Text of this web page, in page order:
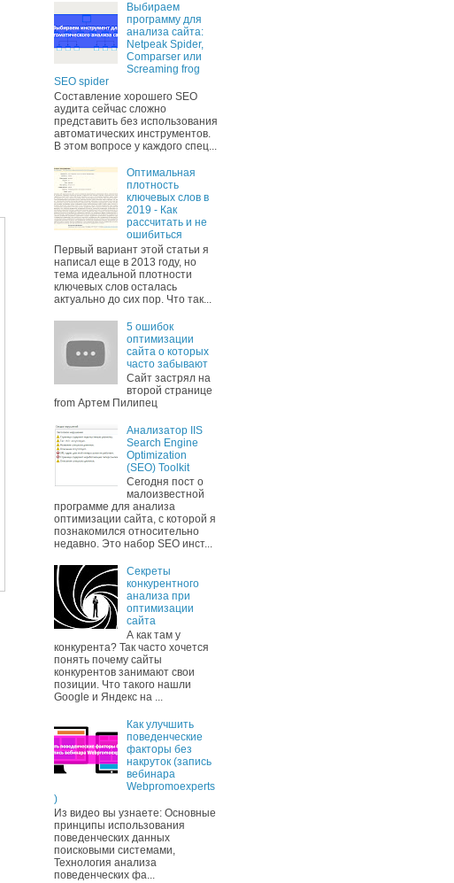
Выбираем
программу для
анализа сайта:
Netpeak Spider,
Comparser или
Screaming frog
SEO spider
Составление хорошего SEO
аудита сейчас сложно
представить без использования
автоматических инструментов.
В этом вопросе у каждого спец...
Оптимальная
плотность
ключевых слов в
2019 - Как
рассчитать и не
ошибиться
Первый вариант этой статьи я
написал еще в 2013 году, но
тема идеальной плотности
ключевых слов осталась
актуально до сих пор. Что так...
5 ошибок
оптимизации
сайта о которых
часто забывают
Cайт застрял на
второй странице
from Артем Пилипец
Анализатор IIS
Search Engine
Optimization
(SEO) Toolkit
Сегодня пост о
малоизвестной
программе для анализа
оптимизации сайта, с которой я
познакомился относительно
недавно. Это набор SEO инст...
Секреты
конкурентного
анализа при
оптимизации
сайта
А как там у
конкурента? Так часто хочется
понять почему сайты
конкурентов занимают свои
позиции. Что такого нашли
Google и Яндекс на ...
Как улучшить
поведенческие
факторы без
накруток (запись
вебинара
Webpromoexperts
)
Из видео вы узнаете: Основные
принципы использования
поведенческих данных
поисковыми системами,
Технология анализа
поведенческих фа...